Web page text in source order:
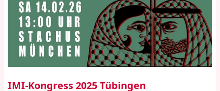
IMI-Kongress 2025 Tübingen